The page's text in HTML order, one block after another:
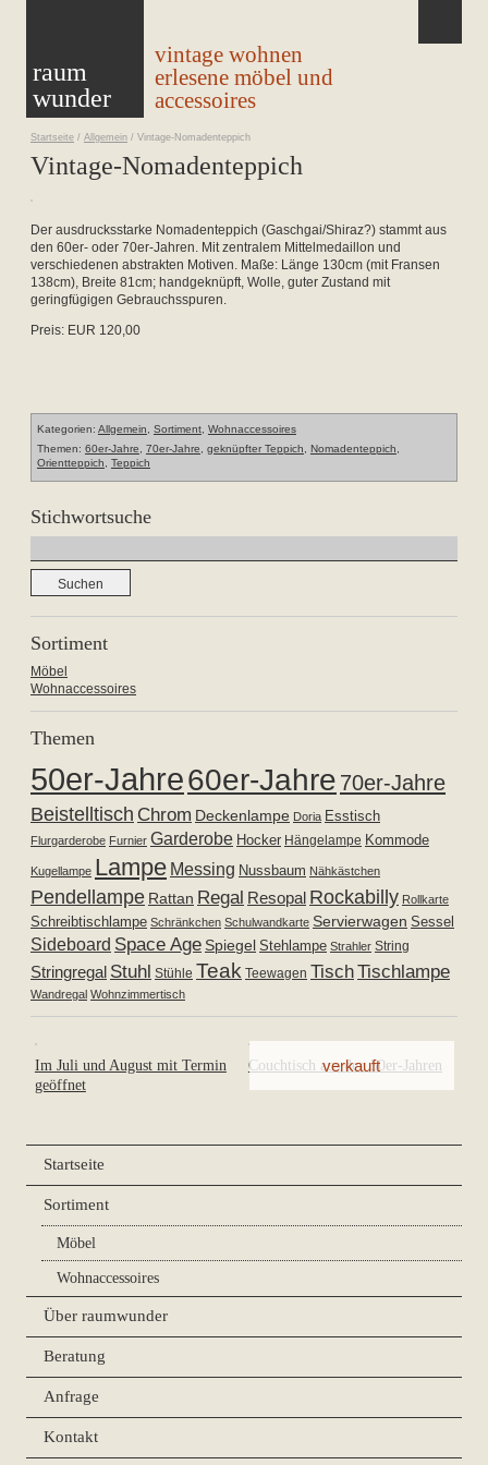
raum
wunder
vintage wohnen
erlesene möbel und
accessoires
Startseite / Allgemein / Vintage-Nomadenteppich
Vintage-Nomadenteppich
Der ausdrucksstarke Nomadenteppich (Gaschgai/Shiraz?) stammt aus
den 60er- oder 70er-Jahren. Mit zentralem Mittelmedaillon und
verschiedenen abstrakten Motiven. Maße: Länge 130cm (mit Fransen
138cm), Breite 81cm; handgeknüpft, Wolle, guter Zustand mit
geringfügigen Gebrauchsspuren.
Preis: EUR 120,00
Kategorien: Allgemein, Sortiment, Wohnaccessoires
Themen: 60er-Jahre, 70er-Jahre, geknüpfter Teppich, Nomadenteppich,
Orientteppich, Teppich
Stichwortsuche
nach:
Sortiment
Möbel
Wohnaccessoires
Themen
50er-Jahre60er-Jahre 70er-Jahre
Beistelltisch Chrom Deckenlampe Doria Esstisch
Flurgarderobe Furnier Garderobe Hocker Hängelampe Kommode
Kugellampe Lampe Messing Nussbaum Nähkästchen
Pendellampe Rattan Regal Resopal Rockabilly Rollkarte
Schreibtischlampe Schränkchen Schulwandkarte Servierwagen Sessel
Sideboard Space Age Spiegel Stehlampe Strahler String
Stringregal Stuhl Stühle Teak Teewagen TischTischlampe
Wandregal Wohnzimmertisch
Im Juli und August mit Termin
geöffnet
Couchtisch aus den 50er-Jahren
Startseite
Sortiment
Möbel
Wohnaccessoires
Über raumwunder
Beratung
Anfrage
Kontakt